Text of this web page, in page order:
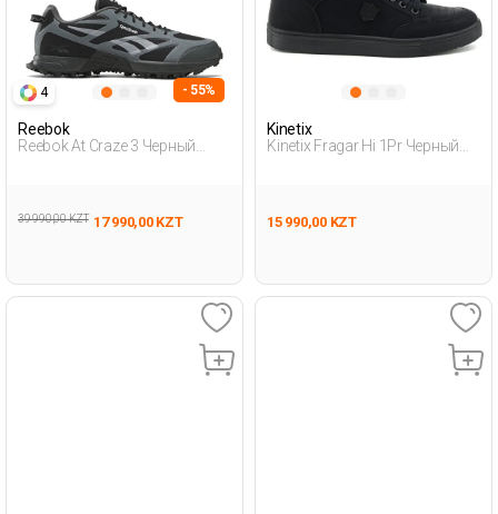
4 - 55%
Reebok
Reebok At Craze 3 Черный
39 990,00 KZT 17 990,00 KZT
Kinetix
Kinetix Fragar Hi 1Pr Черный
15 990,00 KZT